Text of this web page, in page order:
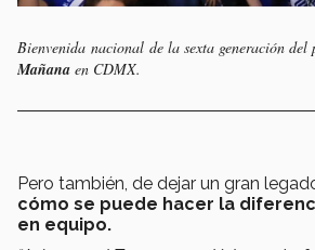
Bienvenida nacional de la sexta generación del
Mañana en CDMX.
Pero también, de dejar un gran
cómo se puede hacer la
en equipo.